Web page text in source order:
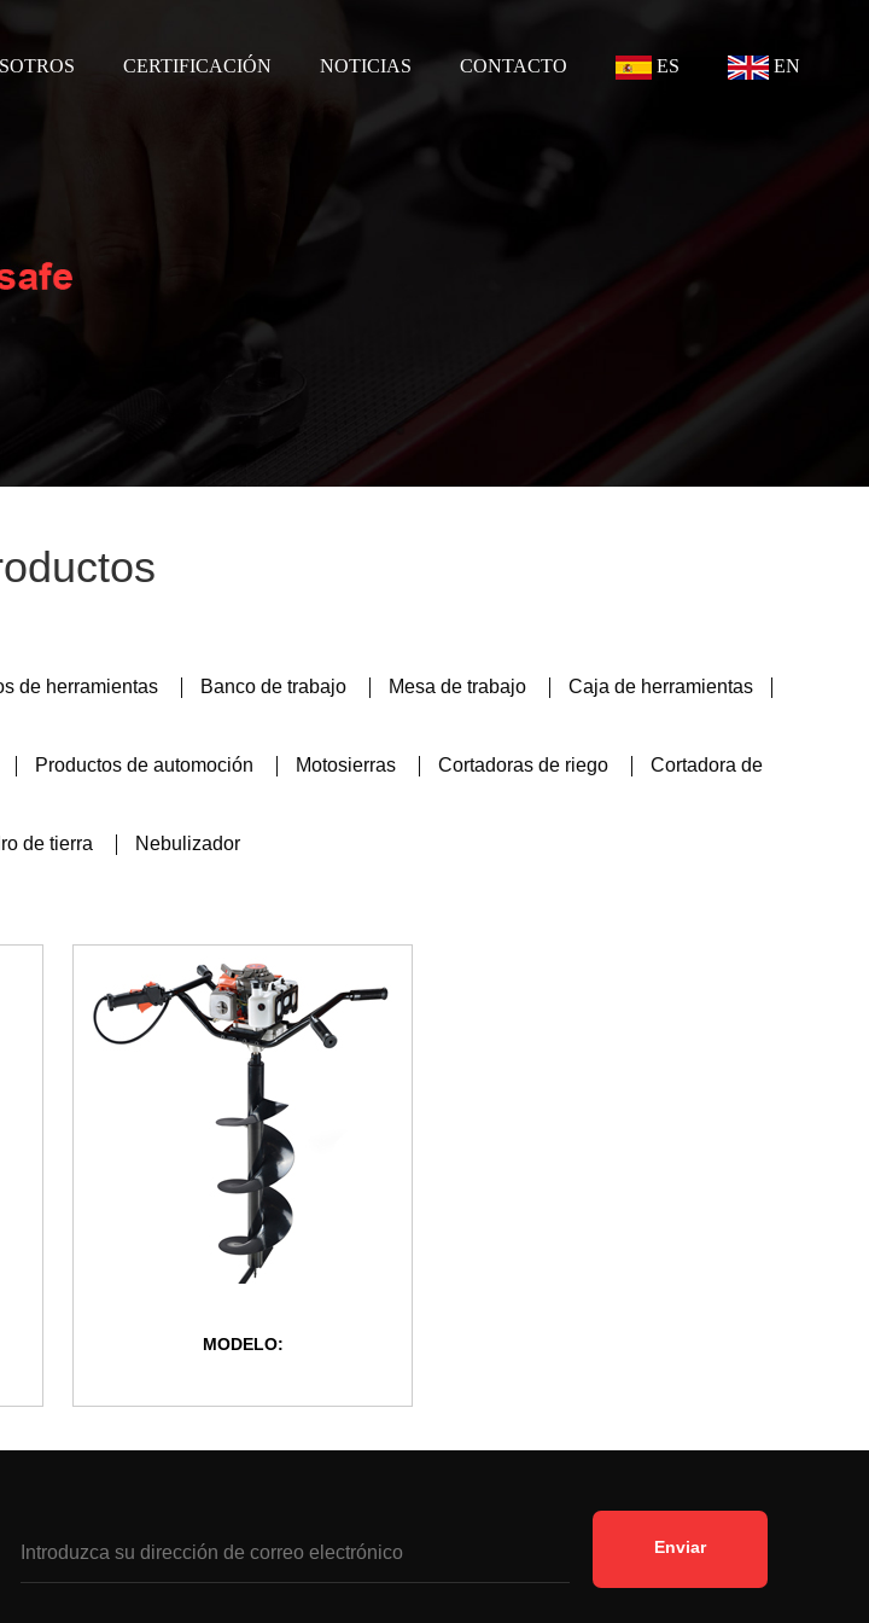
CERTIFICACIÓN NOTICIAS CONTACTO ES EN
de herramientas Banco de trabajo Mesa de trabajo Caja de herramientas
Productos de automoción Motosierras Cortadoras de riego Cortadora de
de tierra Nebulizador
MODELO: